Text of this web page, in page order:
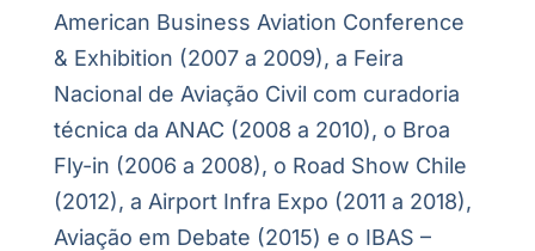
American Business Aviation Conference
& Exhibition (2007 a 2009), a Feira
Nacional de Aviação Civil com curadoria
técnica da ANAC (2008 a 2010), o Broa
Fly-in (2006 a 2008), o Road Show Chile
(2012), a Airport Infra Expo (2011 a 2018),
Aviação em Debate (2015) e o IBAS –